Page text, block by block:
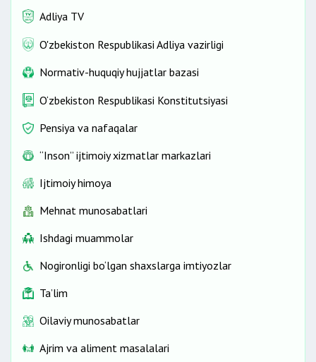
Adliya TV
O'zbekiston Respublikasi Adliya vazirligi
Normativ-huquqiy hujjatlar bazasi
O‘zbekiston Respublikasi Konstitutsiyasi
Pensiya va nafaqalar
“Inson” ijtimoiy xizmatlar markazlari
Ijtimoiy himoya
Mehnat munosabatlari
Ishdagi muammolar
Nogironligi bo‘lgan shaxslarga imtiyozlar
Ta’lim
Oilaviy munosabatlar
Ajrim va aliment masalalari